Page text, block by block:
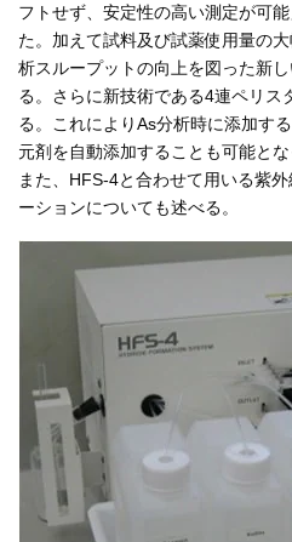
フトせず、安定性の高い測定が可
た。加えて試料及び試薬使用量の
析スループットの向上を図った新
る。さらに新技術である4連ペリス
る。これによりAs分析時に添加す
元剤を自動添加することも可能とな
また、HFS-4と合わせて用いる紫
ーションについても述べる。